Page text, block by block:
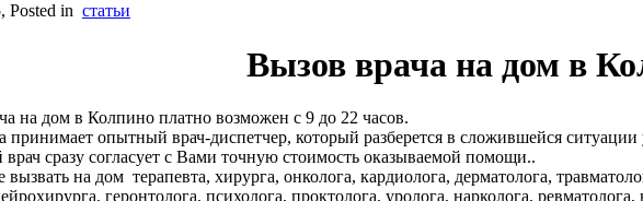
, Posted in статьи
Вызов врача на дом в
на дом в Колпино платно возможен с 9 до 22 часов.
принимает опытный врач-диспетчер, который разберется в сложившейся
сразу согласует с Вами точную стоимость оказываемой помощи..
на дом терапевта, хирурга, онколога, кардиолога, дерматолога,
геронтолога, психолога, проктолога, уролога, нарколога,